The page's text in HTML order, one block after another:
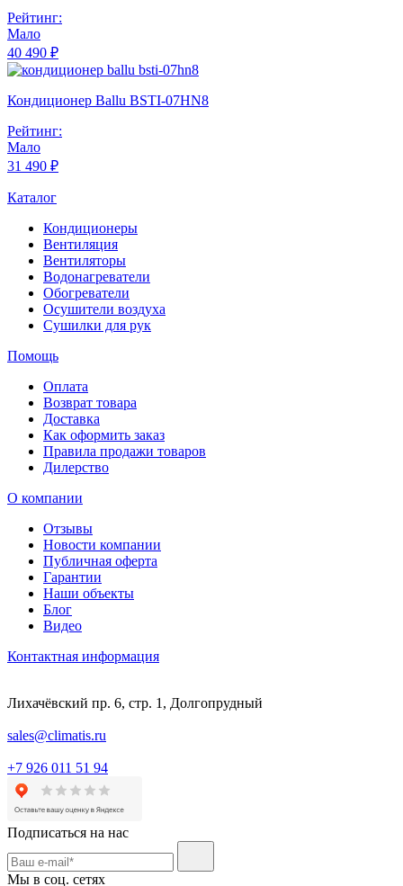
Рейтинг:
Мало
40 490 ₽
Кондиционер Ballu BSTI-07HN8
Рейтинг:
Мало
31 490 ₽
Каталог
Кондиционеры
Вентиляция
Вентиляторы
Водонагреватели
Обогреватели
Осушители воздуха
Сушилки для рук
Помощь
Оплата
Возврат товара
Доставка
Как оформить заказ
Правила продажи товаров
Дилерство
О компании
Отзывы
Новости компании
Публичная оферта
Гарантии
Наши объекты
Блог
Видео
Контактная информация
Лихачёвский пр. 6, стр. 1, Долгопрудный
sales@climatis.ru
+7 926 011 51 94
Подписаться на нас
Мы в соц. сетях